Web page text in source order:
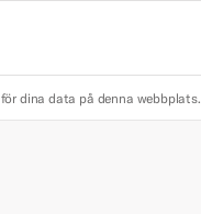
dina data på denna webbplats.